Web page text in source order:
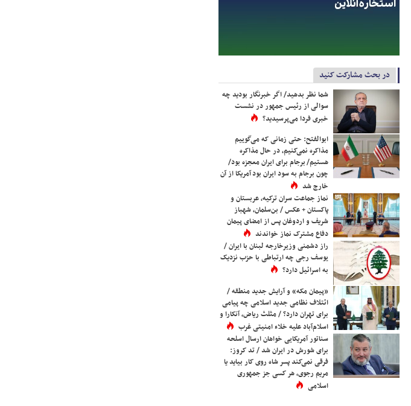
در بحث مشارکت کنید
شما نظر بدهید/ اگر خبرنگار بودید چه
سوالی از رئیس جمهور در نشست
خبری فردا می‌پرسیدید؟
ابوالفتح: حتی زمانی که می‌گوییم
مذاکره نمی‌کنیم، در حال مذاکره
هستیم/ برجام برای ایران معجزه بود/
چون برجام به سود ایران بود آمریکا از آن
خارج شد
نماز جماعت سران ترکیه، عربستان و
پاکستان + عکس / بن‌سلمان، شهباز
شریف و اردوغان پس از امضای پیمان
دفاع مشترک نماز خواندند
راز دشمنی وزیرخارجه لبنان با ایران /
یوسف رجی چه ارتباطی با حزب نزدیک
به اسرائیل دارد؟
«پیمان مکه» و آرایش جدید منطقه /
ائتلاف نظامی جدید اسلامی چه پیامی
برای تهران دارد؟ / مثلث ریاض، آنکارا و
اسلام‌آباد علیه خلاء امنیتی غرب
سناتور آمریکایی خواهان ارسال اسلحه
برای شورش در ایران شد / تد کروز:
فرقی نمی‌کند پسر شاه روی کار بیاید یا
مریم رجوی، هر کسی جز جمهوری
اسلامی